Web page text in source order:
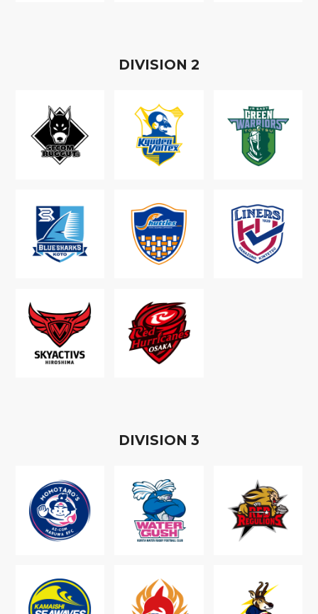
DIVISION 2
DIVISION 3